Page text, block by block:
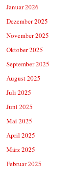
Januar 2026
Dezember 2025
November 2025
Oktober 2025
September 2025
August 2025
Juli 2025
Juni 2025
Mai 2025
April 2025
März 2025
Februar 2025